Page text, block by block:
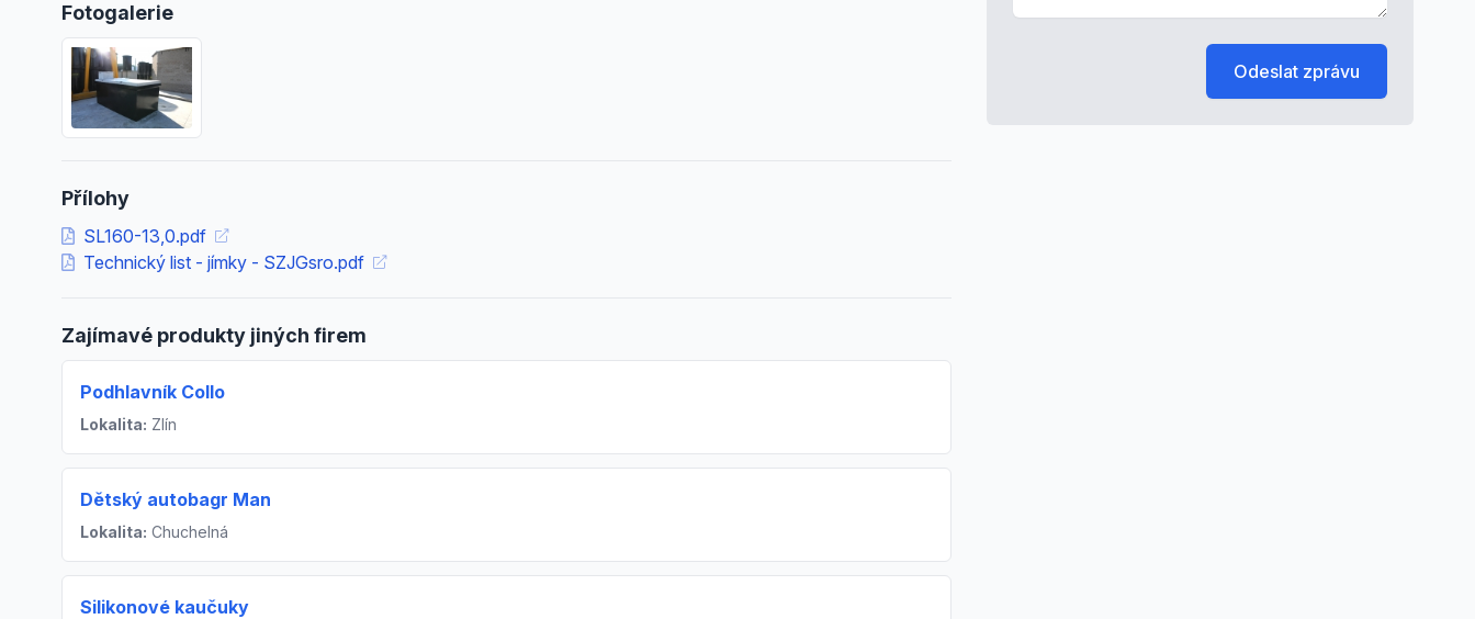
Fotogalerie
Přílohy
SL160-13,0.pdf
Technický list - jímky - SZJGsro.pdf
Zajímavé produkty jiných firem
Podhlavník Collo
Lokalita: Zlín
Dětský autobagr Man
Lokalita: Chuchelná
Silikonové kaučuky
Odeslat zprávu